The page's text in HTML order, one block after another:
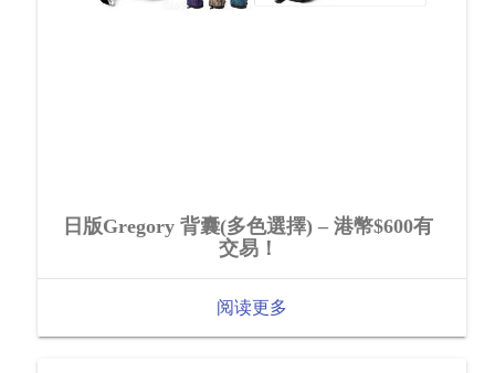
日版Gregory 背囊(多色選擇) – 港幣$600有
交易！
阅读更多